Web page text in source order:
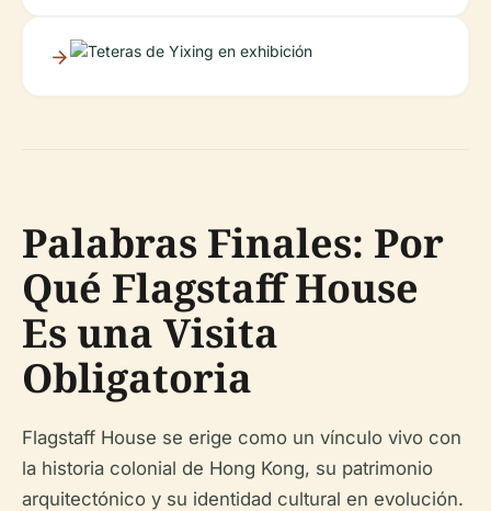
Palabras Finales: Por
Qué Flagstaff House
Es una Visita
Obligatoria
Flagstaff House se erige como un vínculo vivo con
la historia colonial de Hong Kong, su patrimonio
arquitectónico y su identidad cultural en evolución.